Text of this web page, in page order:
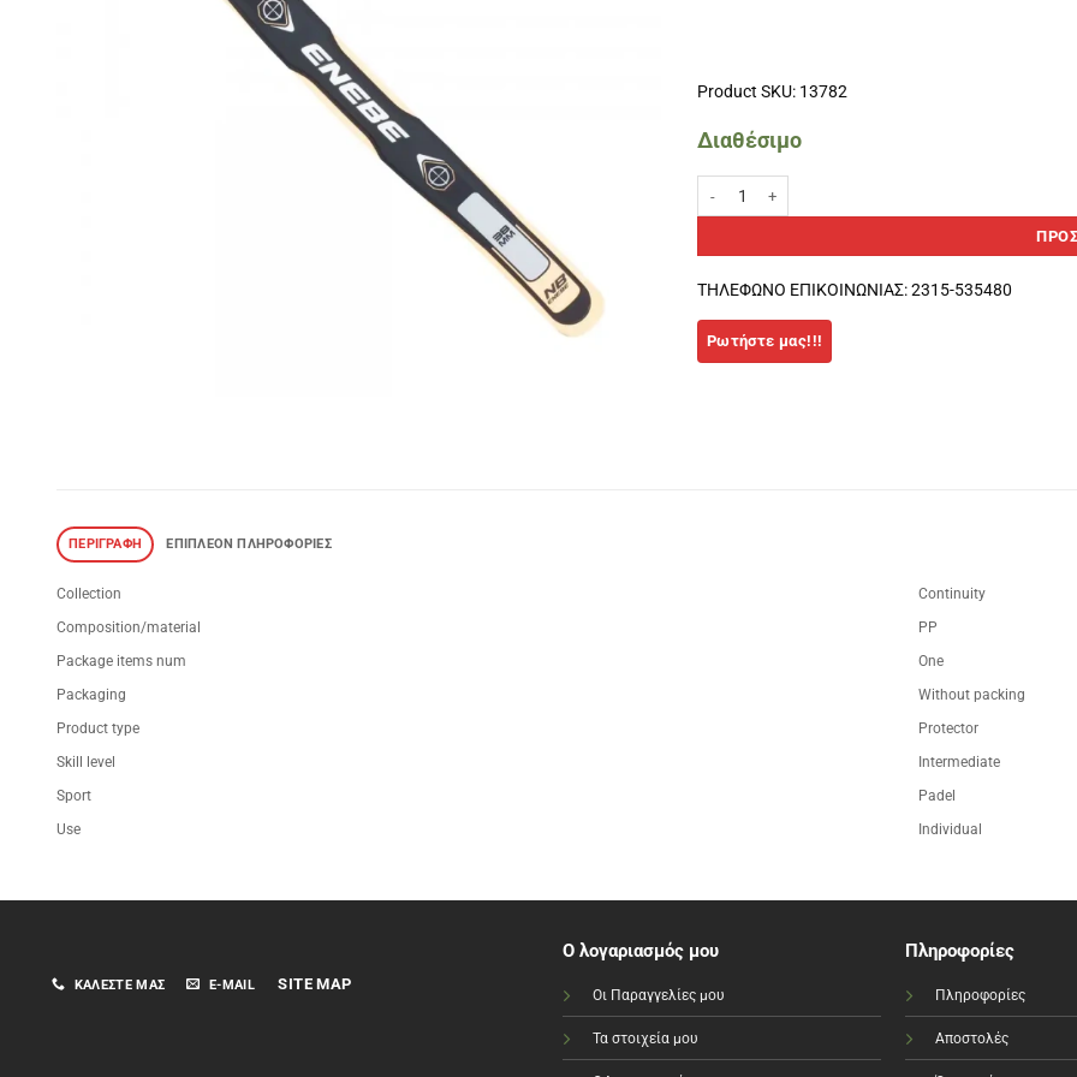
Product SKU: 13782
Διαθέσιμο
ΤΗΛΕΦΩΝΟ ΕΠΙΚΟΙΝΩΝΙΑΣ: 2315-535480
ΠΕΡΙΓΡΑΦΉ ΕΠΙΠΛΈΟΝ ΠΛΗΡΟΦΟΡΊΕΣ
Collection
Continuity
Composition/material
PP
Package items num
One
Packaging
Without packing
Product type
Protector
Skill level
Intermediate
Sport
Padel
Use
Individual
ΚΑΛΈΣΤΕ ΜΑΣ E-MAIL SITE MAP
Ο λογαριασμός μου
Οι Παραγγελίες μου
Τα στοιχεία μου
Πληροφορίες
Πληροφορίες
Αποστολές